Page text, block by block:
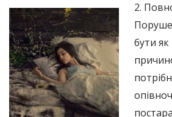
2.
бути як